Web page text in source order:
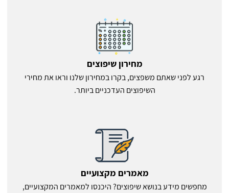
מחירון שיפוצים
רגע לפני שאתם משפצים, בקרו במחירון שלנו וראו את מחירי
השיפוצים העדכניים ביותר.
מאמרים מקצועיים
מחפשים מידע בנושא שיפוצים? היכנסו למאמרים המקצועיים,